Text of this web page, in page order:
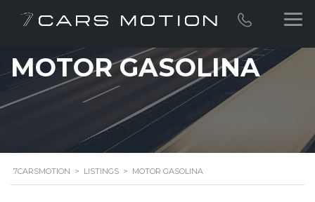
MOTOR GASOLINA
7CARSMOTION > LISTINGS > MOTOR GASOLINA